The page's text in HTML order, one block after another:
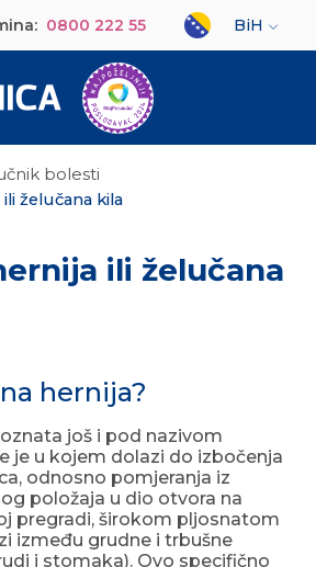
0800 222 55
Select your
BiH
bolesti
želučana kila
ili želučana
hernija?
još i pod nazivom
je u kojem dolazi do izbočenja
odnosno pomjeranja iz
položaja u dio otvora na
pregradi, širokom pljosnatom
između grudne i trbušne
i stomaka). Ovo specifično